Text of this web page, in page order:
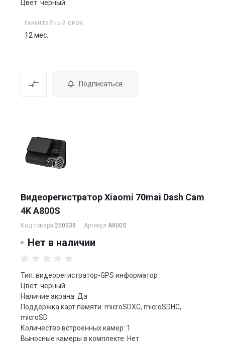
Цвет: черный
ГАРАНТИЙНЫЙ СРОК
12 мес.
Подписаться
Видеорегистратор Xiaomi 70mai Dash Cam
4K A800S
Код товара 250338 Артикул A800S
Нет в наличии
Тип: видеорегистратор-GPS информатор
Цвет: черный
Наличие экрана: Да
Поддержка карт памяти: microSDXC, microSDHC,
microSD
Количество встроенных камер: 1
Выносные камеры в комплекте: Нет